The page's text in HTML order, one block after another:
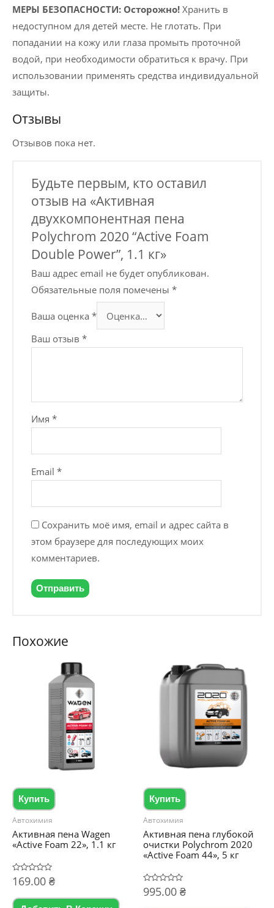
МЕРЫ БЕЗОПАСНОСТИ: Осторожно! Хранить в
недоступном для детей месте. Не глотать. При
попадании на кожу или глаза промыть проточной
водой, при необходимости обратиться к врачу. При
использовании применять средства индивидуальной
защиты.
Отзывы
Отзывов пока нет.
Будьте первым, кто оставил
отзыв на «Активная
двухкомпонентная пена
Polychrom 2020 “Active Foam
Double Power”, 1.1 кг»
Ваш адрес email не будет опубликован.
Обязательные поля помечены*
Ваша оценка*
Ваш отзыв*
Имя*
Email*
Сохранить моё имя, email и адрес сайта в
этом браузере для последующих моих
комментариев.
Похожие
Купить
Автохимия
Активная пена Wagen
«Active Foam 22», 1.1 кг
Оценка
0
5
169.00 ₴
Купить
Автохимия
Активная пена глубокой
очистки Polychrom 2020
«Active Foam 44», 5 кг
Оценка
0
995.00 ₴